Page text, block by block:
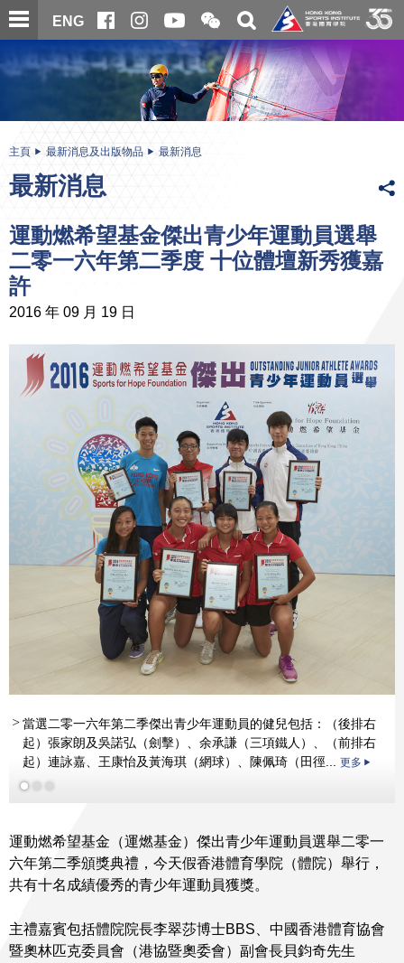
跳
至
內
ENG
開
合
微
信
二
維
碼
關
搜
尋
内
主頁 最新消息及出版物品 最新消息
最新消息
運動燃希望基金傑出青少年運動員選舉
二零一六年第二季度 十位體壇新秀獲嘉
許
2016 年 09 月 19 日
當選二零一六年第二季傑出青少年運動員的健兒包括：（後排右
起）張家朗及吳諾弘（劍擊）、余承謙（三項鐵人）、（前排右
起）連詠嘉、王康怡及黃海琪（網球）、陳佩琦（田徑... 更多
運動燃希望基金（運燃基金）傑出青少年運動員選舉二零一
六年第二季頒獎典禮，今天假香港體育學院（體院）舉行，
共有十名成績優秀的青少年運動員獲獎。
主禮嘉賓包括體院院長李翠莎博士BBS、中國香港體育協會
暨奧林匹克委員會（港協暨奧委會）副會長貝鈞奇先生